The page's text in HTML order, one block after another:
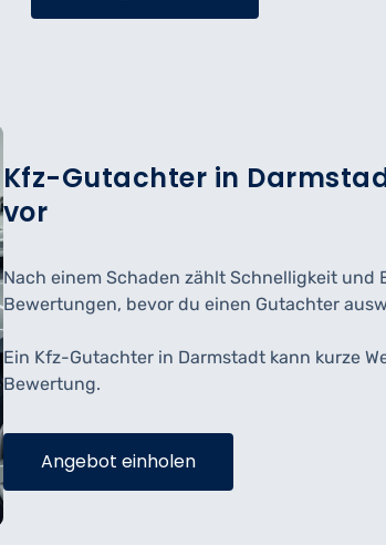
Kfz-Gutachter in
vor
Nach einem Schaden zählt Schnelligkeit
Bewertungen, bevor du einen Gutachter
Ein Kfz-Gutachter in Darmstadt kann kurze
Bewertung.
Angebot einholen